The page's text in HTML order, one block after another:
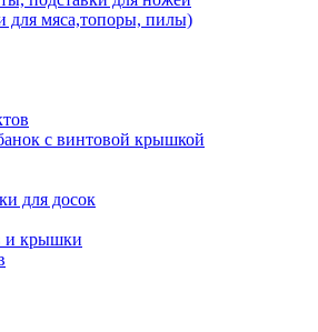
для мяса,топоры, пилы)
с винтовой крышкой
для досок
и крышки